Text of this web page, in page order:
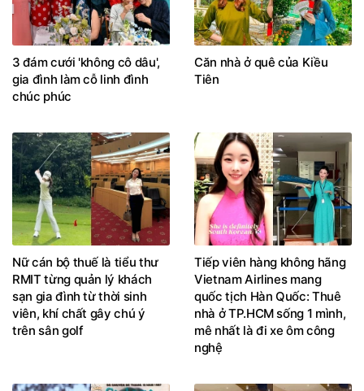
3 đám cưới 'không cô dâu',
gia đình làm cỗ linh đình
chúc phúc
Căn nhà ở quê của Kiều
Tiên
Nữ cán bộ thuế là tiểu thư
RMIT từng quản lý khách
sạn gia đình từ thời sinh
viên, khí chất gây chú ý
trên sân golf
Tiếp viên hàng không hãng
Vietnam Airlines mang
quốc tịch Hàn Quốc: Thuê
nhà ở TP.HCM sống 1 mình,
mê nhất là đi xe ôm công
nghệ